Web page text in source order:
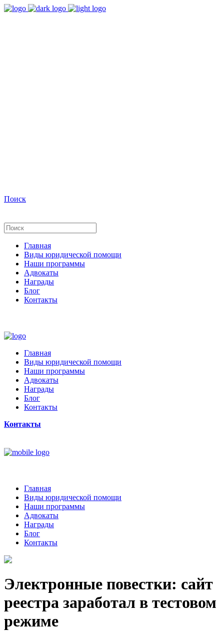
Поиск
Главная
Виды юридической помощи
Наши программы
Адвокаты
Награды
Блог
Контакты
Главная
Виды юридической помощи
Наши программы
Адвокаты
Награды
Блог
Контакты
Контакты
Главная
Виды юридической помощи
Наши программы
Адвокаты
Награды
Блог
Контакты
Электронные повестки: сайт
реестра заработал в тестовом
режиме